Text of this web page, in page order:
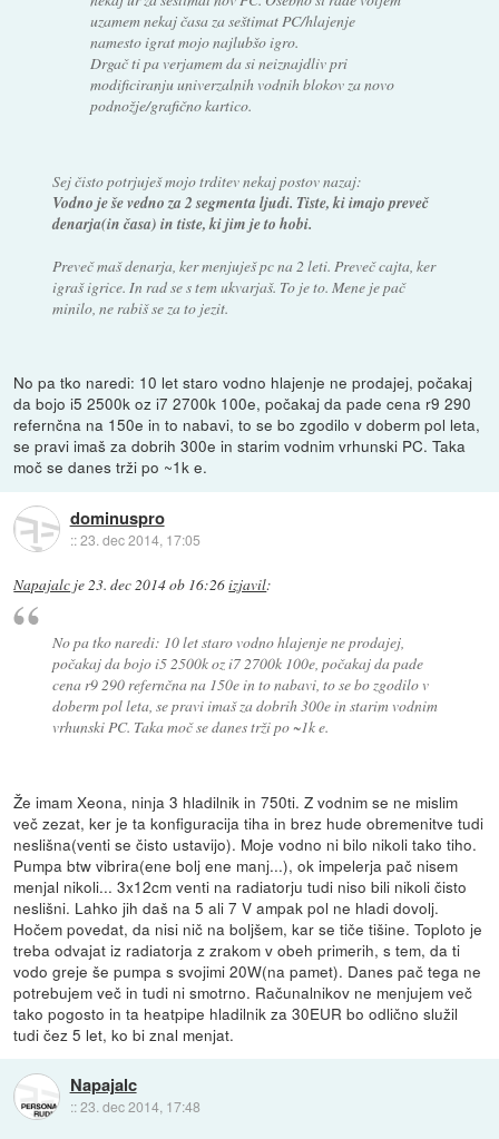
uzamem nekaj časa za seštimat PC/hlajenje
namesto igrat mojo najlubšo igro.
Drgač ti pa verjamem da si neiznajdliv pri
modificiranju univerzalnih vodnih blokov za novo
podnožje/grafično kartico.
Sej čisto potrjuješ mojo trditev nekaj postov nazaj:
Vodno je še vedno za 2 segmenta ljudi. Tiste, ki imajo preveč
denarja(in časa) in tiste, ki jim je to hobi.
Preveč maš denarja, ker menjuješ pc na 2 leti. Preveč cajta, ker
igraš igrice. In rad se s tem ukvarjaš. To je to. Mene je pač
minilo, ne rabiš se za to jezit.
No pa tko naredi: 10 let staro vodno hlajenje ne prodajej, počakaj
da bojo i5 2500k oz i7 2700k 100e, počakaj da pade cena r9 290
refernčna na 150e in to nabavi, to se bo zgodilo v doberm pol leta,
se pravi imaš za dobrih 300e in starim vodnim vrhunski PC. Taka
moč se danes trži po ~1k e.
dominuspro
::23. dec 2014, 17:05
Napajalc je 23. dec 2014 ob 16:26izjavil:
No pa tko naredi: 10 let staro vodno hlajenje ne prodajej,
počakaj da bojo i5 2500k oz i7 2700k 100e, počakaj da pade
cena r9 290 refernčna na 150e in to nabavi, to se bo zgodilo v
doberm pol leta, se pravi imaš za dobrih 300e in starim vodnim
vrhunski PC. Taka moč se danes trži po ~1k e.
Že imam Xeona, ninja 3 hladilnik in 750ti. Z vodnim se ne mislim
več zezat, ker je ta konfiguracija tiha in brez hude obremenitve tudi
neslišna(venti se čisto ustavijo). Moje vodno ni bilo nikoli tako tiho.
Pumpa btw vibrira(ene bolj ene manj...), ok impelerja pač nisem
menjal nikoli... 3x12cm venti na radiatorju tudi niso bili nikoli čisto
neslišni. Lahko jih daš na 5 ali 7 V ampak pol ne hladi dovolj.
Hočem povedat, da nisi nič na boljšem, kar se tiče tišine. Toploto je
treba odvajat iz radiatorja z zrakom v obeh primerih, s tem, da ti
vodo greje še pumpa s svojimi 20W(na pamet). Danes pač tega ne
potrebujem več in tudi ni smotrno. Računalnikov ne menjujem več
tako pogosto in ta heatpipe hladilnik za 30EUR bo odlično služil
tudi čez 5 let, ko bi znal menjat.
Napajalc
::23. dec 2014, 17:48